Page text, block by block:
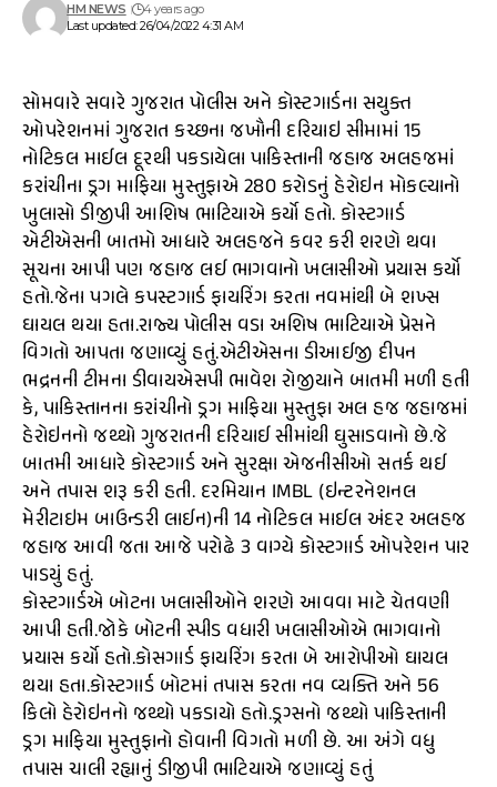
Last updated: 26/04/2022 4:31 AM
HM NEWS 4 years ago
સોમવારે સવારે ગુજરાત પોલીસ અને કોસ્ટગાર્ડના સયુક્ત
ઓપરેશનમાં ગુજરાત કચ્છના જખૌની દરિયાઇ સીમામાં 15
નોટિકલ માઈલ દૂરથી પકડાયેલા પાકિસ્તાની જહાજ અલહજમાં
કરાંચીના ડ્રગ માફિયા મુસ્તુફાએ 280 કરોડનું હેરોઇન મોકલ્યાનો
ખુલાસો ડીજીપી આશિષ ભાટિયાએ કર્યો હતો. કોસ્ટગાર્ડ
એટીએસની બાતમો આધારે અલહજને કવર કરી શરણે થવા
સૂચના આપી પણ જહાજ લઈ ભાગવાનો ખલાસીઓ પ્રયાસ કર્યો
હતો.જેના પગલે કપસ્ટગાર્ડ ફાયરિંગ કરતા નવમાંથી બે શખ્સ
ઘાયલ થયા હતા.રાજ્ય પોલીસ વડા અશિષ ભાટિયાએ પ્રેસને
વિગતો આપતા જણાવ્યું હતું.એટીએસના ડીઆઈજી દીપન
ભદ્રનની ટીમના ડીવાયએસપી ભાવેશ રોજીયાને બાતમી મળી હતી
કે, પાકિસ્તાનના કરાંચીનો ડ્રગ માફિયા મુસ્તુફા અલ હજ જહાજમાં
હેરોઇનનો જથ્થો ગુજરાતની દરિયાઈ સીમાંથી ઘુસાડવાનો છે.જે
બાતમી આધારે કોસ્ટગાર્ડ અને સુરક્ષા એજનીસીઓ સતર્ક થઈ
અને તપાસ શરૂ કરી હતી. દરમિયાન IMBL (ઇન્ટરનેશનલ
મેરીટાઇમ બાઉન્ડરી લાઈન)ની 14 નોટિકલ માઈલ અંદર અલહજ
જહાજ આવી જતા આજે પરોઢે 3 વાગ્યે કોસ્ટગાર્ડ ઓપરેશન પાર
પાડયું હતું.
કોસ્ટગાર્ડએ બોટના ખલાસીઓને શરણે આવવા માટે ચેતવણી
આપી હતી.જોકે બોટની સ્પીડ વધારી ખલાસીઓએ ભાગવાનો
પ્રયાસ કર્યો હતો.કોસગાર્ડ ફાયરિંગ કરતા બે આરોપીઓ ઘાયલ
થયા હતા.કોસ્ટગાર્ડ બોટમાં તપાસ કરતા નવ વ્યક્તિ અને 56
કિલો હેરોઇનનો જથ્થો પકડાયો હતો.ડ્રગ્સનો જથ્થો પાકિસ્તાની
ડ્રગ માફિયા મુસ્તુફાનો હોવાની વિગતો મળી છે. આ અંગે વધુ
તપાસ ચાલી રહ્યાનું ડીજીપી ભાટિયાએ જણાવ્યું હતું